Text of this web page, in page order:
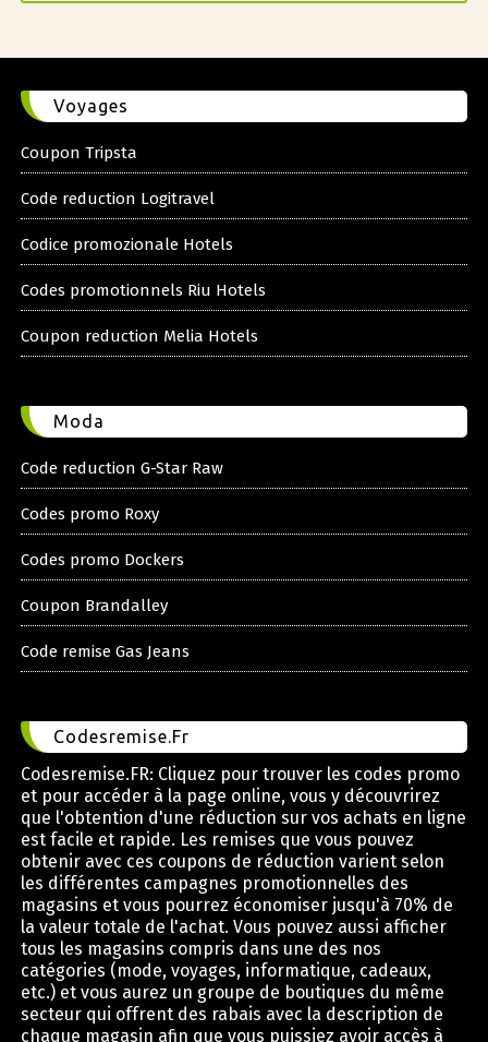
Voyages
Coupon Tripsta
Code reduction Logitravel
Codice promozionale Hotels
Codes promotionnels Riu Hotels
Coupon reduction Melia Hotels
Moda
Code reduction G-Star Raw
Codes promo Roxy
Codes promo Dockers
Coupon Brandalley
Code remise Gas Jeans
Codesremise.Fr
Codesremise.FR: Cliquez pour trouver les codes promo
et pour accéder à la page online, vous y découvrirez
que l'obtention d'une réduction sur vos achats en ligne
est facile et rapide. Les remises que vous pouvez
obtenir avec ces coupons de réduction varient selon
les différentes campagnes promotionnelles des
magasins et vous pourrez économiser jusqu'à 70% de
la valeur totale de l'achat. Vous pouvez aussi afficher
tous les magasins compris dans une des nos
catégories (mode, voyages, informatique, cadeaux,
etc.) et vous aurez un groupe de boutiques du même
secteur qui offrent des rabais avec la description de
chaque magasin afin que vous puissiez avoir accès à